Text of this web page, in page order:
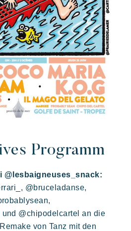
Programm
@lesbaigneuses_snack:
@bruceladanse,
und @chipodelcartel an die
von Tanz mit den